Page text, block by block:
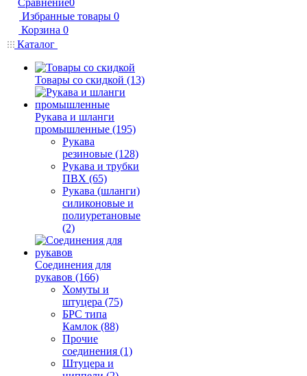
Сравнение0
Избранные товары 0
Корзина 0
Каталог
Товары со скидкой (13)
Рукава и шланги
промышленные (195)
Рукава
резиновые (128)
Рукава и трубки
ПВХ (65)
Рукава (шланги)
силиконовые и
полиуретановые
(2)
Соединения для
рукавов (166)
Хомуты и
штуцера (75)
БРС типа
Камлок (88)
Прочие
соединения (1)
Штуцера и